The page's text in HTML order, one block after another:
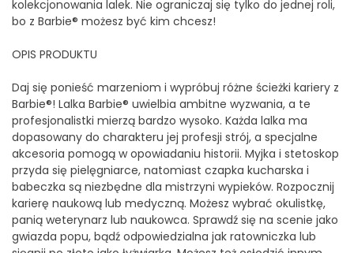
kolekcjonowania lalek. Nie ograniczaj się tylko do jednej roli,
bo z Barbie® możesz być kim chcesz!
OPIS PRODUKTU
Daj się ponieść marzeniom i wypróbuj różne ścieżki kariery z
Barbie®! Lalka Barbie® uwielbia ambitne wyzwania, a te
profesjonalistki mierzą bardzo wysoko. Każda lalka ma
dopasowany do charakteru jej profesji strój, a specjalne
akcesoria pomogą w opowiadaniu historii. Myjka i stetoskop
przyda się pielęgniarce, natomiast czapka kucharska i
babeczka są niezbędne dla mistrzyni wypieków. Rozpocznij
karierę naukową lub medyczną. Możesz wybrać okulistkę,
panią weterynarz lub naukowca. Sprawdź się na scenie jako
gwiazda popu, bądź odpowiedzialna jak ratowniczka lub